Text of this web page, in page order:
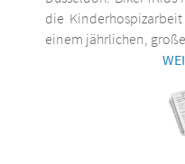
die
einem jährlichen,